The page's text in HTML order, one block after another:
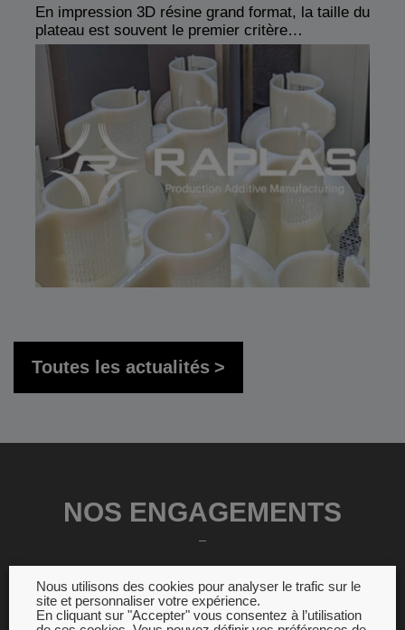
En impression 3D résine grand format, la taille du
plateau est souvent le premier critère…
Toutes les actualités
NOS ENGAGEMENTS
Nous utilisons des cookies pour analyser le trafic sur le
site et personnaliser votre expérience.
En cliquant sur "Accepter" vous consentez à l’utilisation